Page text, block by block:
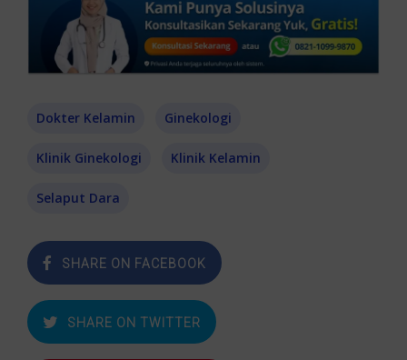
Dokter Kelamin Ginekologi
Klinik Ginekologi Klinik Kelamin
Selaput Dara
SHARE ON FACEBOOK
SHARE ON TWITTER